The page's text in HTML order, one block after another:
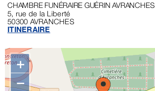
CHAMBRE FUNÉRAIRE GUÉRIN AVRANCHES
5, rue de la Liberté
50300 AVRANCHES
ITINERAIRE
+
−